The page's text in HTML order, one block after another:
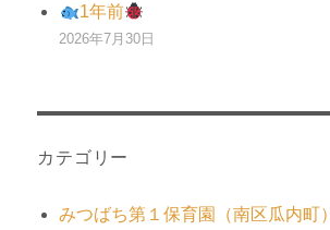
1年前
2026年7月30日
カテゴリー
みつばち第１保育園（南区瓜内町）